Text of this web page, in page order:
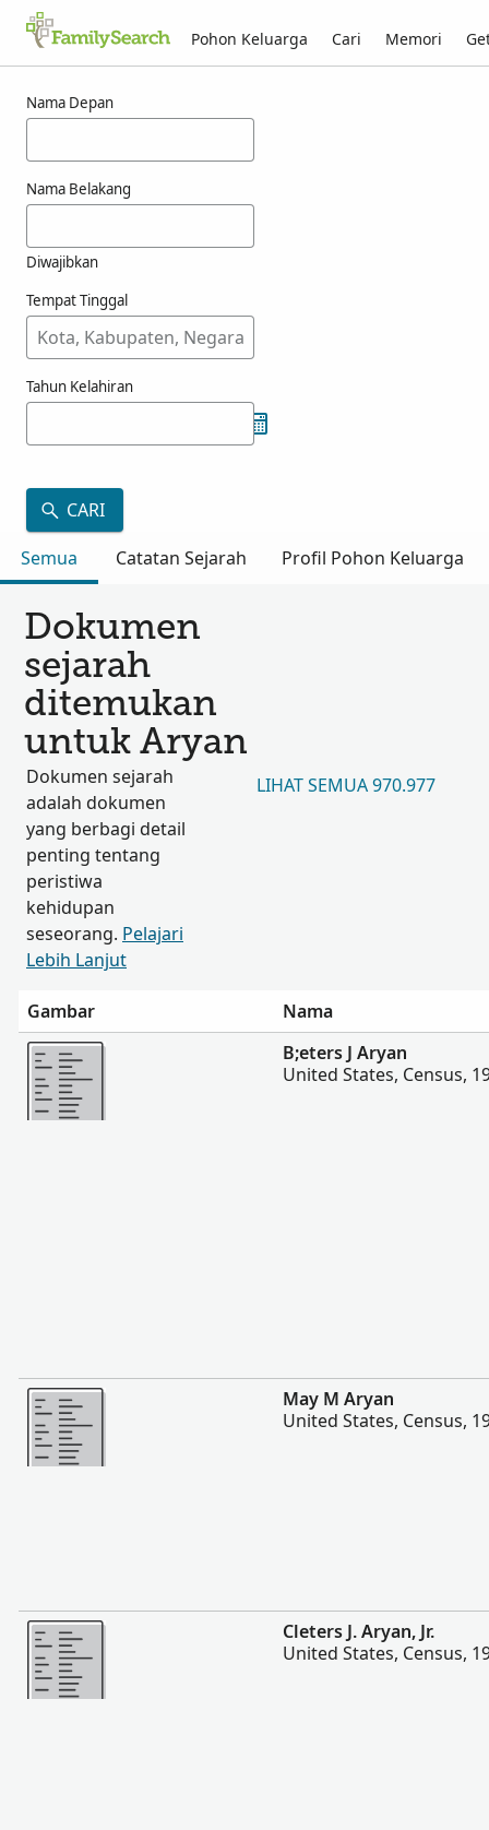
Pohon Keluarga Cari Memori
Nama Depan
Nama Belakang
Diwajibkan
Tempat Tinggal
Tahun Kelahiran
CARI
Semua
Catatan Sejarah Profil Pohon Keluarga
Dokumen
sejarah
ditemukan
untuk Aryan
Dokumen sejarah
adalah dokumen
yang berbagi detail
penting tentang
peristiwa
kehidupan
seseorang. Pelajari
Lebih Lanjut
LIHAT SEMUA 970.977
Gambar
Nama
Lebih banyak
B;eters J Aryan
United States, Census,
Lebih banyak
May M Aryan
United States, Census,
Lebih banyak
Cleters J. Aryan, Jr.
United States, Census,